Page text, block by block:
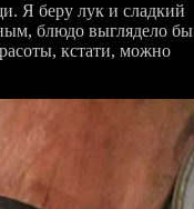
Я беру лук и сладкий
блюдо выглядело бы
кстати, можно